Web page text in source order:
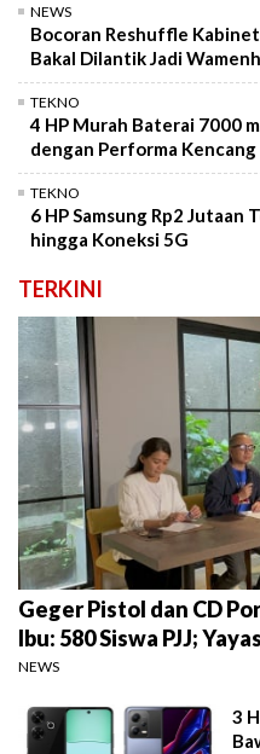
NEWS
Bocoran Reshuffle
Bakal Dilantik Jadi
TEKNO
4 HP Murah Baterai 7000
dengan Performa Kencang
TEKNO
6 HP Samsung Rp2 Jutaan
hingga Koneksi 5G
TERKINI
Geger Pistol dan CD
Ibu: 580 Siswa PJJ;
NEWS
3